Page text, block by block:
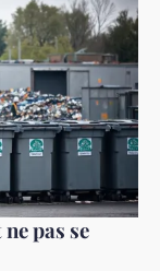
pas se